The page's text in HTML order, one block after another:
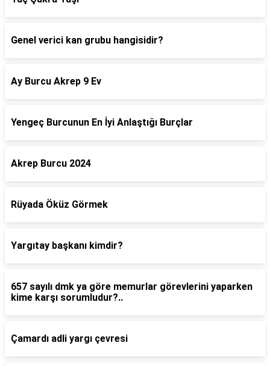
Genel verici kan grubu hangisidir?
Ay Burcu Akrep 9 Ev
Yengeç Burcunun En İyi Anlaştığı Burçlar
Akrep Burcu 2024
Rüyada Öküz Görmek
Yargıtay başkanı kimdir?
657 sayılı dmk ya göre memurlar görevlerini yaparken
kime karşı sorumludur?..
Çamardı adli yargı çevresi